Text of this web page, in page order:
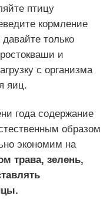
птицу
кормление
только
и
с организма
яиц.
года содержание
образом
экономим на
трава, зелень,